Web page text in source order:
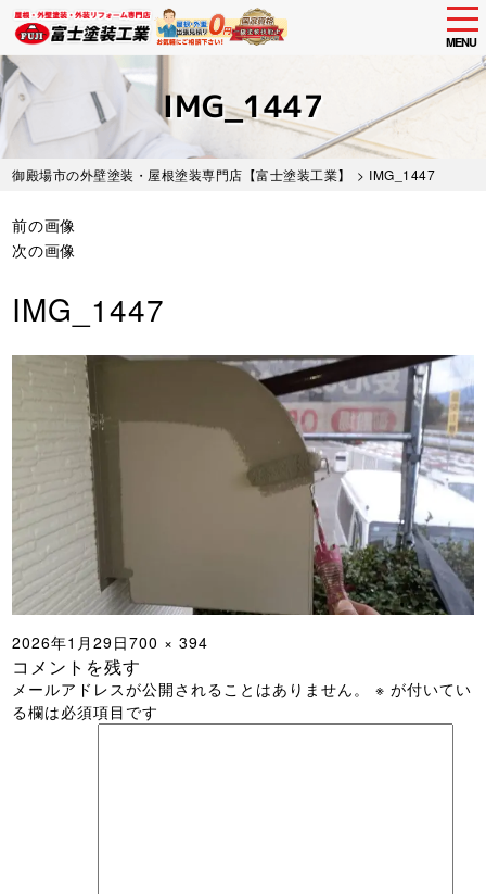
Skip
to
main
content
MENU
IMG_1447
御殿場市の外壁塗装・屋根塗装専門店【富士塗装工業】 > IMG_1447
前の画像
次の画像
IMG_1447
投
稿
日:
2026年1月29日フ
ル
サ
イ
700 × 394
コメントを残す
メールアドレスが公開されることはありません。 ※ が付いてい
る欄は必須項目です